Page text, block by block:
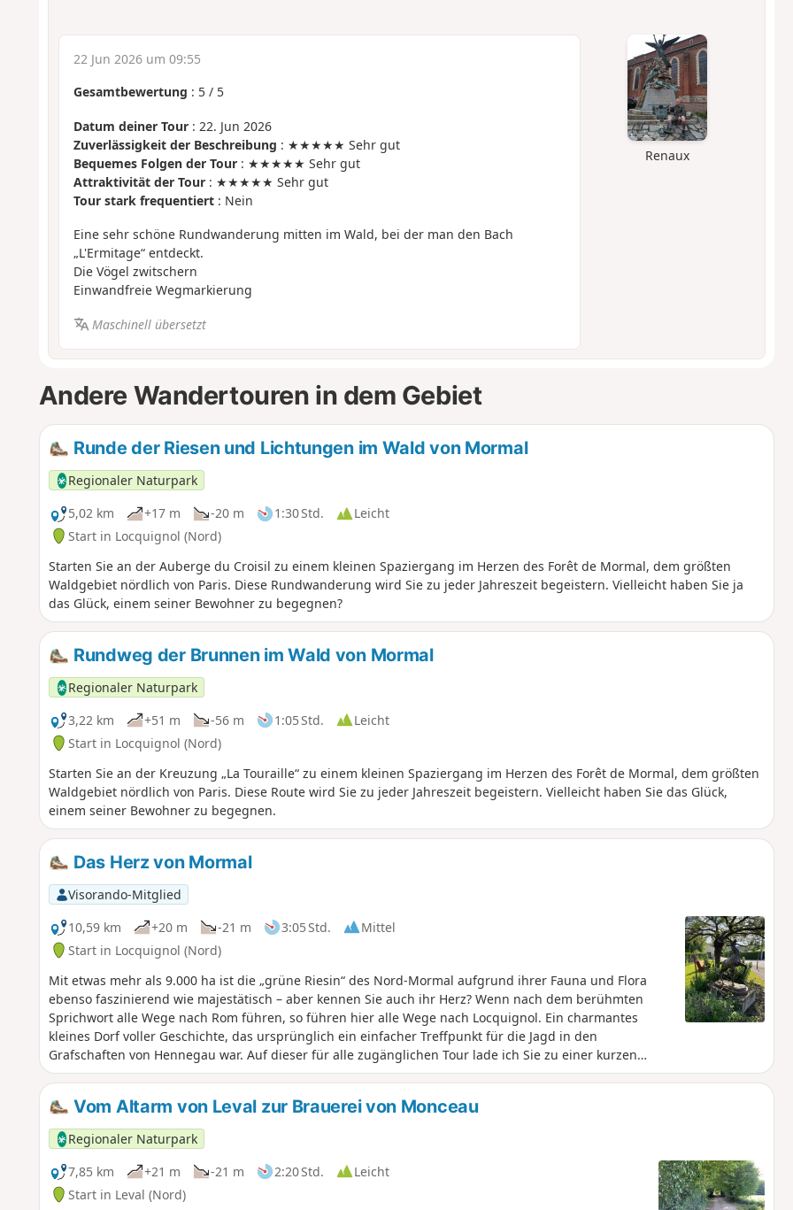
Renaux
22 Jun 2026 um 09:55
Gesamtbewertung : 5/ 5
Datum deiner Tour: 22. Jun 2026
Zuverlässigkeit der Beschreibung : ★★★★★ Sehr gut
Bequemes Folgen der Tour: ★★★★★ Sehr gut
Attraktivität der Tour: ★★★★★ Sehr gut
Tour stark frequentiert: Nein
Eine sehr schöne Rundwanderung mitten im Wald, bei der man den Bach
„L'Ermitage“ entdeckt.
Die Vögel zwitschern
Einwandfreie Wegmarkierung
Maschinell übersetzt
Andere Wandertouren in dem Gebiet
Runde der Riesen und Lichtungen im Wald von Mormal
Regionaler Naturpark
5,02 km
+17 m -20 m 1:30 Std.
Leicht
Start in Locquignol (Nord)
Starten Sie an der Auberge du Croisil zu einem kleinen Spaziergang im Herzen des Forêt de Mormal, dem größten
Waldgebiet nördlich von Paris. Diese Rundwanderung wird Sie zu jeder Jahreszeit begeistern. Vielleicht haben Sie ja
das Glück, einem seiner Bewohner zu begegnen?
Rundweg der Brunnen im Wald von Mormal
Regionaler Naturpark
3,22 km
+51 m -56 m 1:05 Std.
Leicht
Start in Locquignol (Nord)
Starten Sie an der Kreuzung „La Touraille“ zu einem kleinen Spaziergang im Herzen des Forêt de Mormal, dem größten
Waldgebiet nördlich von Paris. Diese Route wird Sie zu jeder Jahreszeit begeistern. Vielleicht haben Sie das Glück,
einem seiner Bewohner zu begegnen.
Das Herz von Mormal
Visorando-Mitglied
10,59 km
+20 m -21 m 3:05 Std.
Mittel
Start in Locquignol (Nord)
Mit etwas mehr als 9.000 ha ist die „grüne Riesin“ des Nord-Mormal aufgrund ihrer Fauna und Flora
ebenso faszinierend wie majestätisch – aber kennen Sie auch ihr Herz? Wenn nach dem berühmten
Sprichwort alle Wege nach Rom führen, so führen hier alle Wege nach Locquignol. Ein charmantes
kleines Dorf voller Geschichte, das ursprünglich ein einfacher Treffpunkt für die Jagd in den
Grafschaften von Hennegau war. Auf dieser für alle zugänglichen Tour lade ich Sie zu einer kurzen
Pilgerreise durch den Wald von Mormal ein, um dessen Herz zu entdecken. Es gibt keine
Es handelt sich nicht um eineGR®-Route. Sie müssen daher der angezeigten Karte auf Ihrem
Smartphone in Echtzeit folgen.
Vom Altarm von Leval zur Brauerei von Monceau
Regionaler Naturpark
7,85 km
+21 m -21 m 2:20 Std.
Leicht
Start in Leval (Nord)